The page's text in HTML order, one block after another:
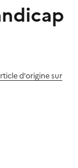
d'origine sur
par courriel